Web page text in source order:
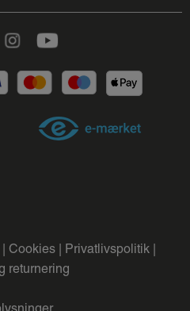
InstagramYoutube
Cookies | Privatlivspolitik |
returnering